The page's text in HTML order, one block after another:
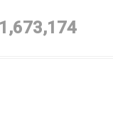
1,673,174